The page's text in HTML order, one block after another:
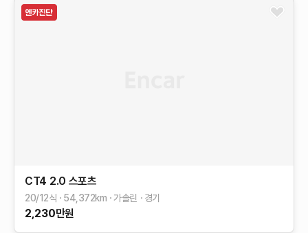
CT4 2.0 스포츠
20/12식 54,372km 가솔린 경기
2,230만원